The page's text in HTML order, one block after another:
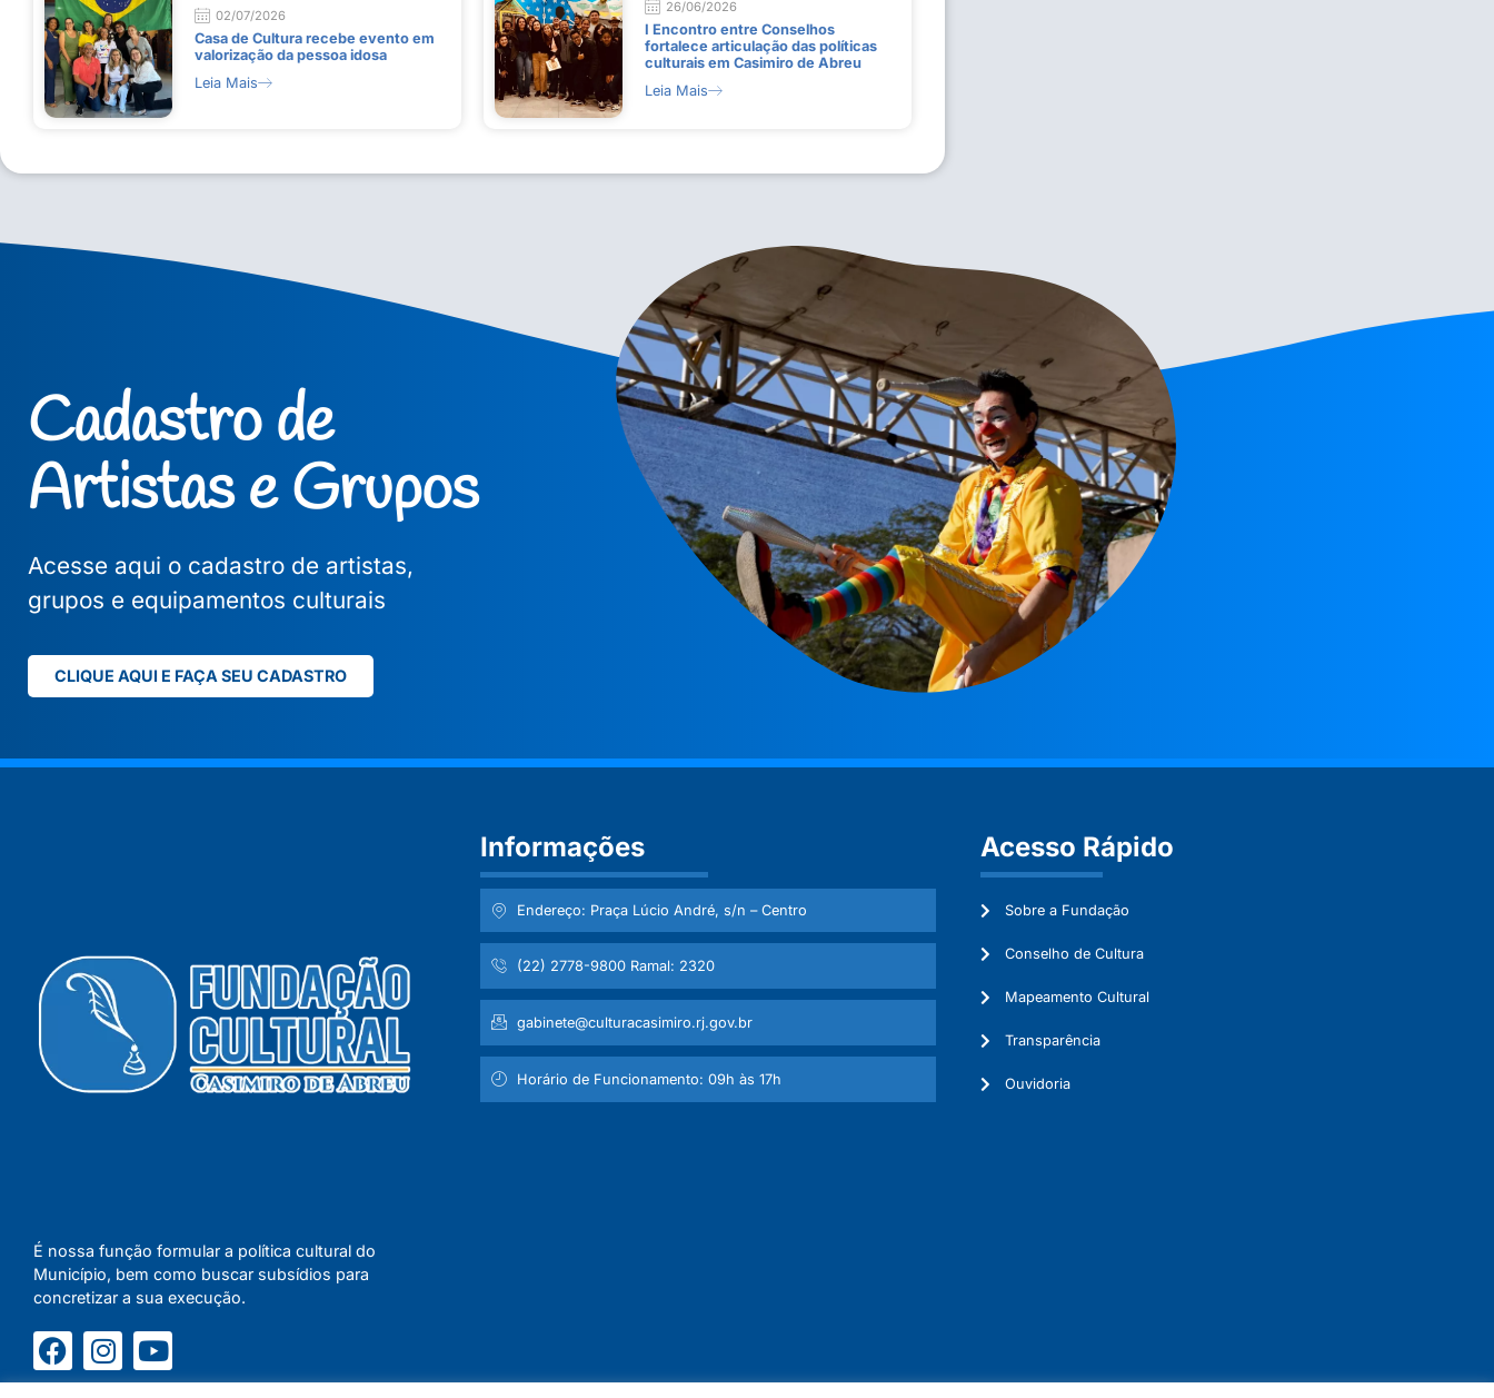
02/07/2026
Casa de Cultura recebe evento em
valorização da pessoa idosa
Leia Mais
26/06/2026
I Encontro entre Conselhos
fortalece articulação das políticas
culturais em Casimiro de Abreu
Leia Mais
Cadastro de
Artistas e Grupos
Acesse aqui o cadastro de artistas,
grupos e equipamentos culturais
CLIQUE AQUI E FAÇA SEU CADASTRO
É nossa função formular a política cultural do
Município, bem como buscar subsídios para
concretizar a sua execução.
Informações
Endereço: Praça Lúcio André, s/n – Centro
(22) 2778-9800 Ramal: 2320
gabinete@culturacasimiro.rj.gov.br
Horário de Funcionamento: 09h às 17h
Acesso Rápido
Sobre a Fundação
Conselho de Cultura
Mapeamento Cultural
Transparência
Ouvidoria